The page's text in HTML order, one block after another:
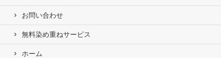
お問い合わせ
無料染め重ねサービス
ホーム